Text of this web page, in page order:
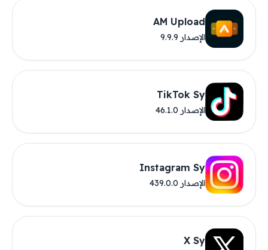
AM Upload
الإصدار 9.9.9
TikTok Sy
الإصدار 46.1.0
Instagram Sy
الإصدار 439.0.0
X Sy